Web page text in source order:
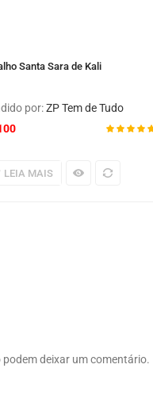
Santa Sara de Kali
por:ZP Tem de Tudo
LEIA MAIS
deixar um comentário.